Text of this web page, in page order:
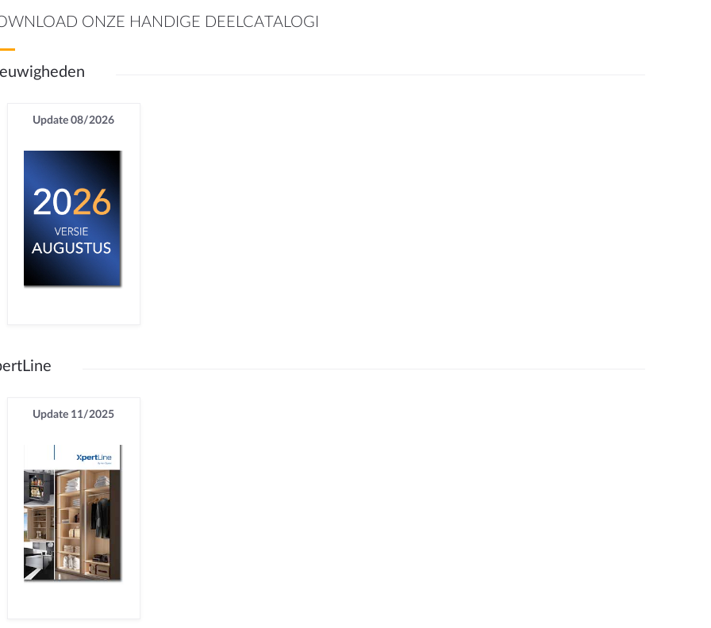
ONZE HANDIGE DEELCATALOGI
Update 08/2026
Update 11/2025